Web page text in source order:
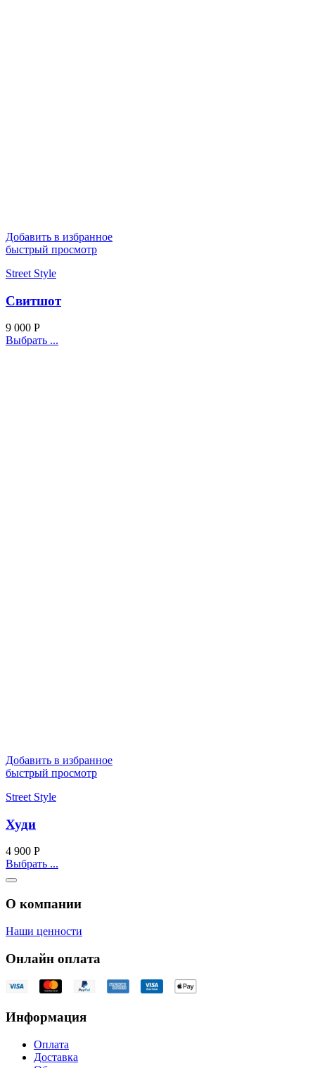
Добавить в избранное
быстрый просмотр
Street Style
Свитшот
9 000 Р
Выбрать ...
Добавить в избранное
быстрый просмотр
Street Style
Худи
4 900 Р
Выбрать ...
О компании
Наши ценности
Онлайн оплата
Информация
Оплата
Доставка